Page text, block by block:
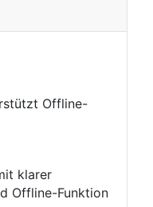
Offline-
klarer
Offline-Funktion